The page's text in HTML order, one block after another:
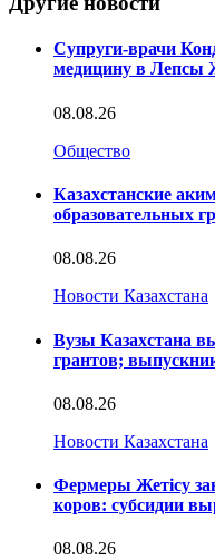
Супруги-врачи
медицину в Лепсы
08.08.26
Общество
Казахстанские
образовательных
08.08.26
Новости Казахстана
Вузы Казахстана
грантов;
08.08.26
Новости Казахстана
Фермеры Жетісу
коров: субсидии
08.08.26